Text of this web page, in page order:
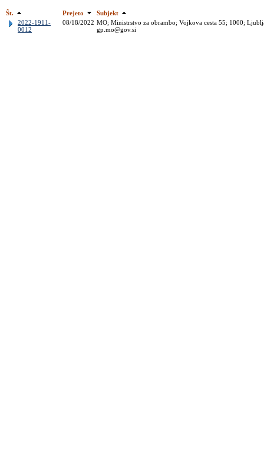
Št. Prejeto
Subjekt
2022-1911-
0012
08/18/2022 MO; Ministrstvo za obrambo; Vojkova cesta 55; 1000;
gp.mo@gov.si